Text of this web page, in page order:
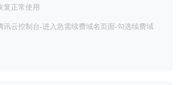
复正常使用
讯云控制台-进入急需续费域名页面-勾选续费域